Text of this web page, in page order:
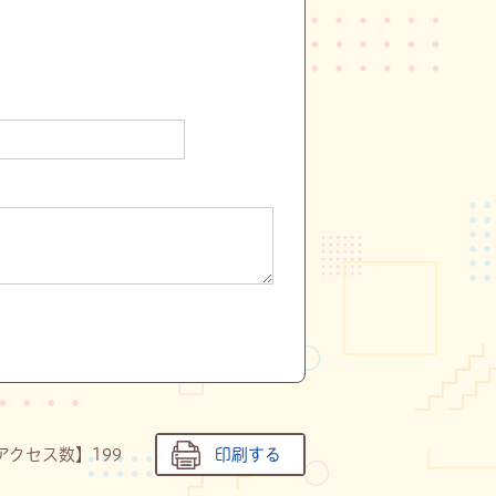
クセス数】199 印刷する